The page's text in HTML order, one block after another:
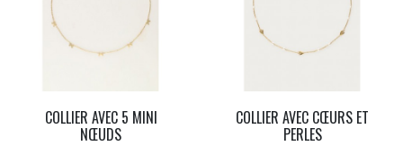
COLLIER AVEC 5 MINI
NŒUDS
COLLIER AVEC CŒURS ET
PERLES